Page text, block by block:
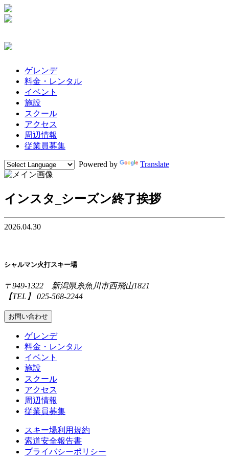
ゲレンデ
料金・レンタル
イベント
施設
スクール
アクセス
周辺情報
従業員募集
Powered by Translate
インスタ_シーズン終了挨拶
2026.04.30
シャルマン火打スキー場
〒949-1322 新潟県糸魚川市西飛山1821
【TEL】 025-568-2244
お問い合わせ
ゲレンデ
料金・レンタル
イベント
施設
スクール
アクセス
周辺情報
従業員募集
スキー場利用規約
索道安全報告書
プライバシーポリシー